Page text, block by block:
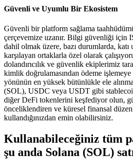
Güvenli ve Uyumlu Bir Ekosistem
Güvenli bir platform sağlama
çerçevemize uzanır. Bilgi güvenliği için
dahil olmak üzere, bazı durumlarda, katı
karşılayan ortaklarla özel olarak
dolandırıcılık ve güvenlik ekiplerimiz
kimlik doğrulamasından ödeme
yönünün en yüksek bütünlükle ele
(SOL), USDC veya USDT gibi
diğer DeFi tokenlerini keşfediyor olun,
önceliklendiren ve küresel finansal
kullandığınızdan emin olabilirsiniz.
Kullanabileceğiniz tüm
şu anda Solana (SOL)